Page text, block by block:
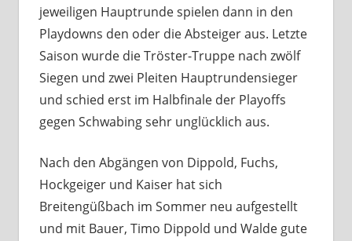
jeweiligen Hauptrunde spielen dann in den
Playdowns den oder die Absteiger aus. Letzte
Saison wurde die Tröster-Truppe nach zwölf
Siegen und zwei Pleiten Hauptrundensieger
und schied erst im Halbfinale der Playoffs
gegen Schwabing sehr unglücklich aus.
Nach den Abgängen von Dippold, Fuchs,
Hockgeiger und Kaiser hat sich
Breitengüßbach im Sommer neu aufgestellt
und mit Bauer, Timo Dippold und Walde gute